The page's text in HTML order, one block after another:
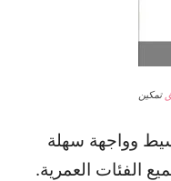
تمكين
وواجهة سهلة
الفئات العمرية.